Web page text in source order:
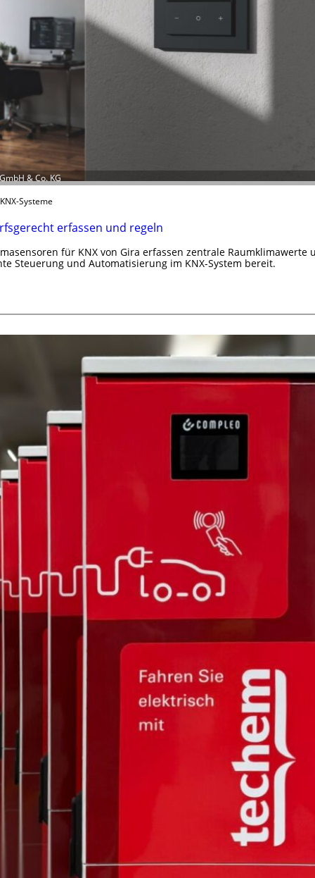
& Co. KG
Systeme
erfassen und regeln
für KNX von Gira erfassen zentrale Raumklimawerte
Steuerung und Automatisierung im KNX-System bereit.